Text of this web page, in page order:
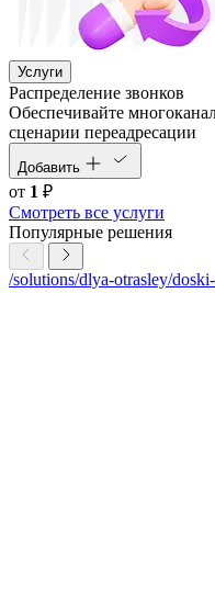
Услуги
Распределение звонков
Обеспечивайте
сценарии переадресации
Добавить
от 1 ₽
Смотреть все услуги
Популярные решения
/solutions/dlya-otrasley/